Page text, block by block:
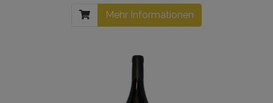
Mehr Informationen